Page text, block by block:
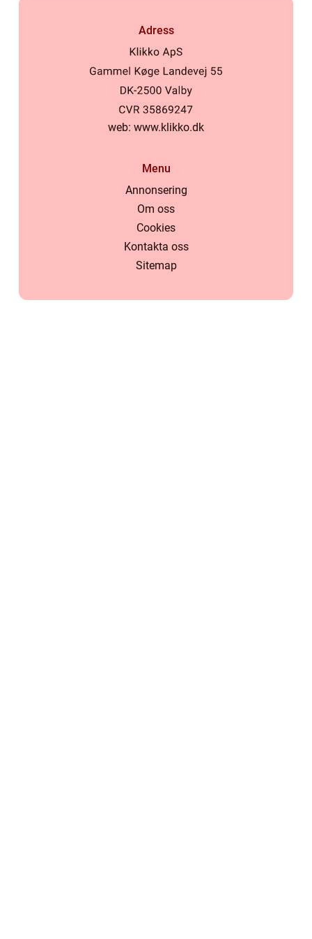
Adress
web: www.klikko.dk
Menu
Annonsering
Om oss
Cookies
Kontakta oss
Sitemap